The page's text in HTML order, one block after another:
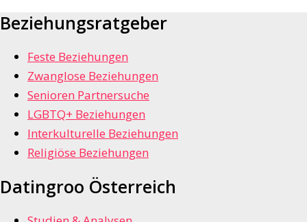
Beziehungsratgeber
Feste Beziehungen
Zwanglose Beziehungen
Senioren Partnersuche
LGBTQ+ Beziehungen
Interkulturelle Beziehungen
Religiöse Beziehungen
Datingroo Österreich